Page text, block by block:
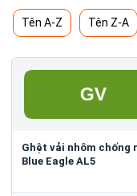
Tên A-Z Tên Z-A
Ghệt vải nhôm chống
Blue Eagle AL5